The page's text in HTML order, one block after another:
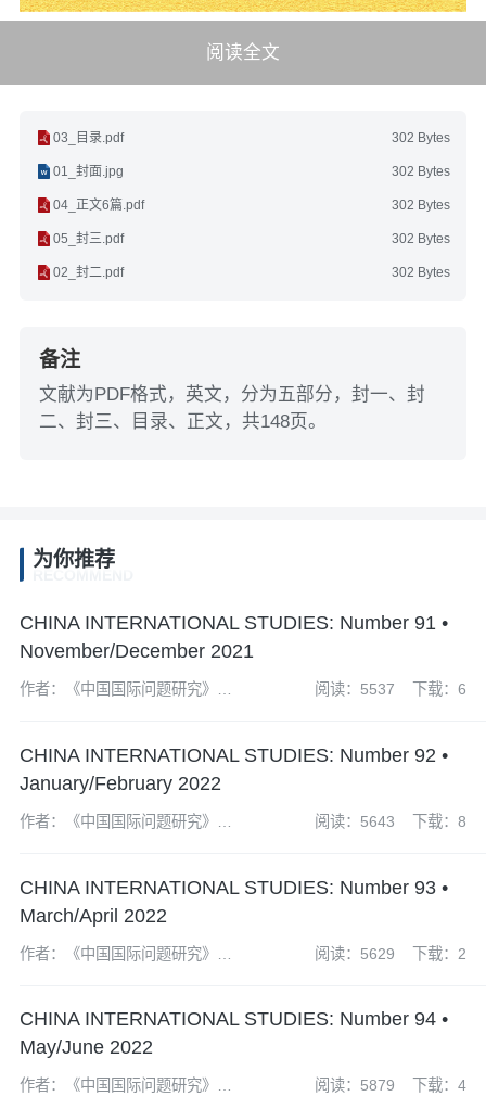
阅读全文
302 Bytes
03_目录.pdf
302 Bytes
01_封面.jpg
302 Bytes
04_正文6篇.pdf
302 Bytes
05_封三.pdf
302 Bytes
02_封二.pdf
备注
文献为PDF格式，英文，分为五部分，封一、封
二、封三、目录、正文，共148页。
为你推荐
CHINA INTERNATIONAL STUDIES: Number 91 •
November/December 2021
作者：《中国国际问题研究》编
阅读：5537 下载：6
CHINA INTERNATIONAL STUDIES: Number 92 •
January/February 2022
作者：《中国国际问题研究》编
阅读：5643 下载：8
CHINA INTERNATIONAL STUDIES: Number 93 •
March/April 2022
作者：《中国国际问题研究》编
阅读：5629 下载：2
CHINA INTERNATIONAL STUDIES: Number 94 •
May/June 2022
作者：《中国国际问题研究》编
阅读：5879 下载：4